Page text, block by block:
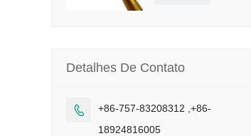
Detalhes De Contato

+86-757-83208312 ,+86-
18924816005